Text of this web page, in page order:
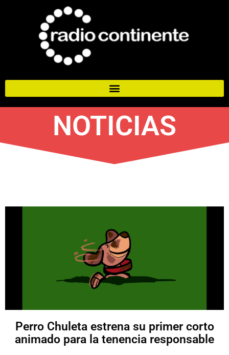
NOTICIAS
Perro Chuleta estrena su primer corto
animado para la tenencia responsable